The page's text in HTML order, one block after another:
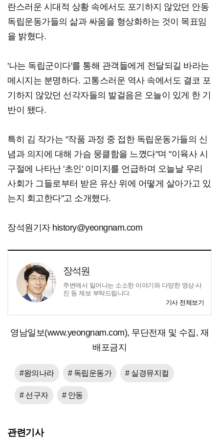
란스러운 시대적 상황 속에서도 포기하지 않았던 안동
독립운동가들의 삶과 싸움을 형상화하는 것이 목표임
을 밝혔다.
'나는 독립군이다'를 통해 관객들에게 전달되길 바라는
메시지는 분명하다. 고통스러운 역사 속에서도 결코 포
기하지 않았던 선각자들의 발걸음은 오늘이 있게 한 기
반이 됐다.
특히 김 작가는 "작품 과정 중 접한 독립운동가들의 신
념과 의지에 대해 가슴 뭉클함을 느꼈다"며 "이육사 시
구절에 나타난 '초인' 이미지를 언급하며 오늘날 우리
사회가 그들로부터 받은 유산 위에 어떻게 살아가고 있
는지 회고한다"고 소개했다.
장석원기자 history@yeongnam.com
장석원
주변에서 일어나는 소소한 이야기와 다양한 영상·사
진 등 제보 부탁드립니다.
기사 전체보기
영남일보(www.yeongnam.com), 무단전재 및 수집, 재
배포금지
#왕의나라 # 독립운동가 # 실경뮤지컬
# 선구자 # 안동
관련기사